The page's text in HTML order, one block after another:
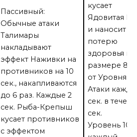
Пассивный:
Обычные атаки
Талимары
накладывают
эффект Наживки на
противников на 10
сек., накапливаются
до 6 раз. Каждые 2
сек. Рыба-Крепыш
кусает противников
с эффектом
кусает
Ядовитая
и наносит
потерю
здоровья в
размере
от Уровня
Атаки
сек. в
сек.
Уровень 101: